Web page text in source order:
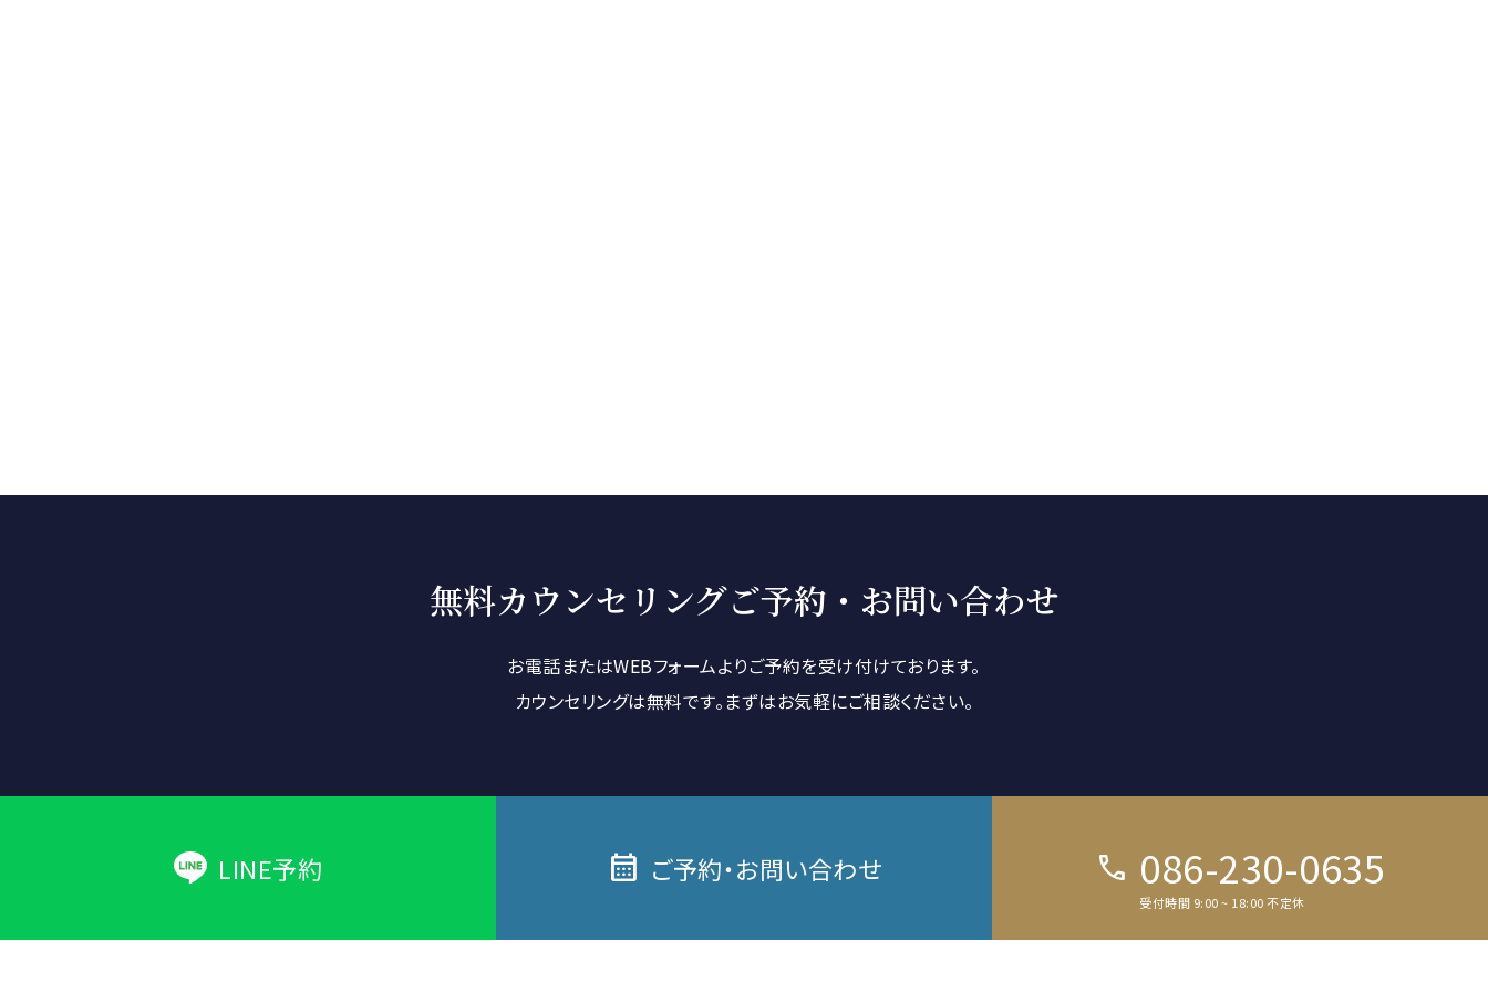
無料カウンセリングご予約・お問い合わせ
お電話またはWEBフォームよりご予約を受け付けております。
カウンセリングは無料です。 まずはお気軽にご相談ください。
LINE予約 calendar_month ご予約・お問い合わせ call 086-230-0635
受付時間 9:00 ~ 18:00 不定休